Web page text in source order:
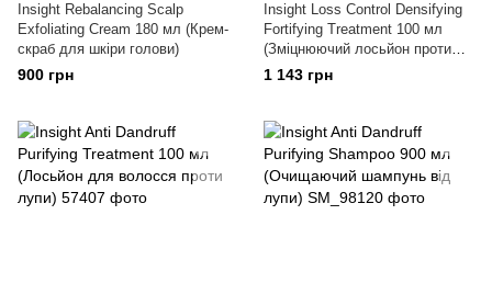
Insight Rebalancing Scalp
Exfoliating Cream 180 мл (Крем-
скраб для шкіри голови)
900 грн
Insight Loss Control Densifying
Fortifying Treatment 100 мл
(Зміцнюючий лосьйон проти
випадіння волосся)
1 143 грн